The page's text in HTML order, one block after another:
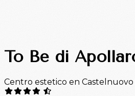
To Be di
Centro estetico en Castelnuovo